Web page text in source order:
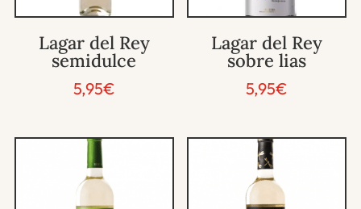
Lagar del Rey
semidulce
5,95€
Lagar del Rey
sobre lias
5,95€